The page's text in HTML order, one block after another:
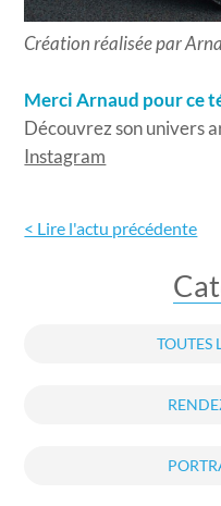
Création réalisée par
Merci Arnaud pour ce
Découvrez son univers
Instagram
< Lire l'actu précédente
TOUTES